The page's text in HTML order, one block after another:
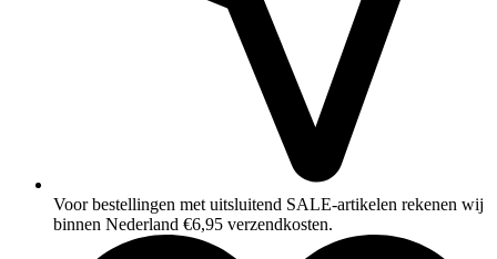
Voor bestellingen met uitsluitend SALE‑artikelen rekenen wij
binnen Nederland €6,95 verzendkosten.